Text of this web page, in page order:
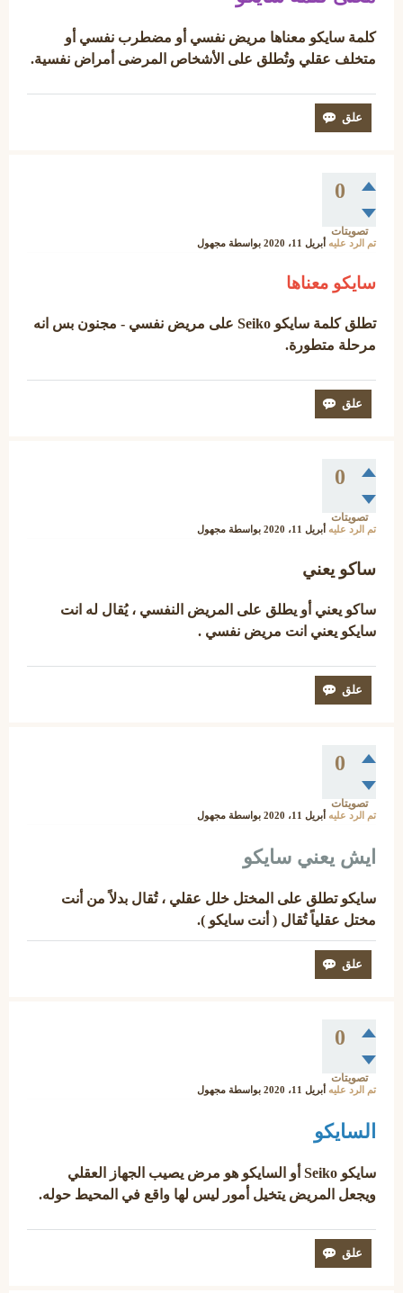
كلمة سايكو معناها مريض نفسي أو مضطرب نفسي أو
متخلف عقلي وتُطلق على الأشخاص المرضى أمراض نفسية.
0
تصويتات
تم الرد عليه أبريل 11، 2020 بواسطة مجهول
سايكو معناها
تطلق كلمة سايكو
Seiko على مريض نفسي - مجنون بس انه
مرحلة متطورة.
0
تصويتات
تم الرد عليه أبريل 11، 2020 بواسطة مجهول
ساكو يعني
ساكو يعني أو يطلق على المريض النفسي ، يُقال له انت
سايكو يعني انت مريض نفسي .
0
تصويتات
تم الرد عليه أبريل 11، 2020 بواسطة مجهول
ايش يعني سايكو
سايكو تطلق على المختل خلل عقلي ، تُقال بدلاً من أنت
مختل عقلياً تُقال ( أنت سايكو ).
0
تصويتات
تم الرد عليه أبريل 11، 2020 بواسطة مجهول
السايكو
سايكو Seiko أو السايكو هو مرض يصيب الجهاز العقلي
ويجعل المريض يتخيل أمور ليس لها واقع في المحيط حوله.